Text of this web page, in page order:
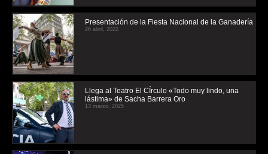
Presentación de la Fiesta Nacional de la Ganadería
26 abril, 2022
Llega al Teatro El CÍrculo «Todo muy lindo, una
lástima» de Sacha Barrera Oro
13 marzo, 2025